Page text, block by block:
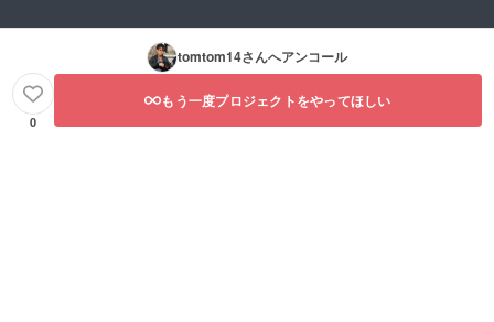
tomtom14さんへアンコール
0
もう一度プロジェクトをやってほしい